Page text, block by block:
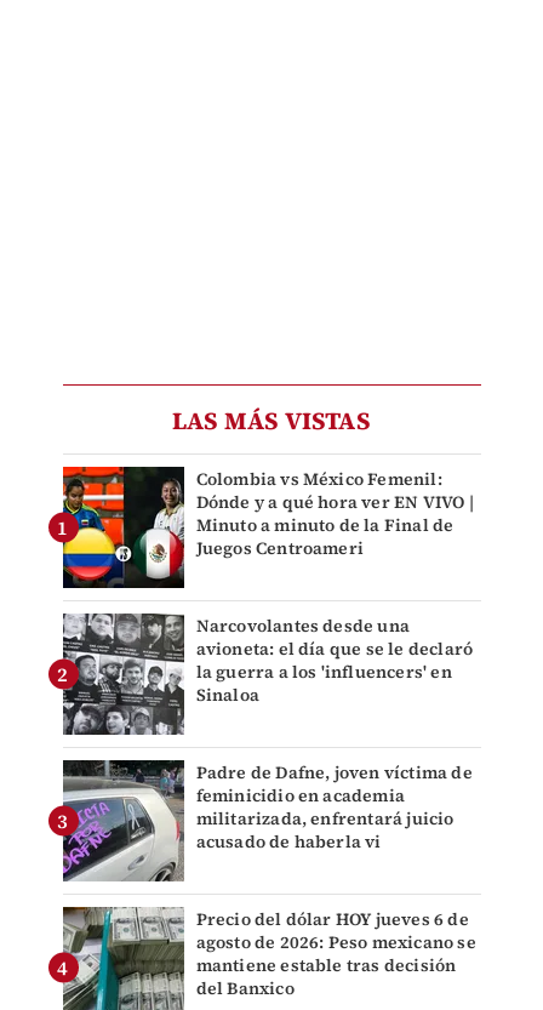
LAS MÁS VISTAS
Colombia vs México Femenil:
Dónde y a qué hora ver EN VIVO |
Minuto a minuto de la Final de
Juegos Centroameri
Narcovolantes desde una
avioneta: el día que se le declaró
la guerra a los 'influencers' en
Sinaloa
Padre de Dafne, joven víctima de
feminicidio en academia
militarizada, enfrentará juicio
acusado de haberla vi
Precio del dólar HOY jueves 6 de
agosto de 2026: Peso mexicano se
mantiene estable tras decisión
del Banxico